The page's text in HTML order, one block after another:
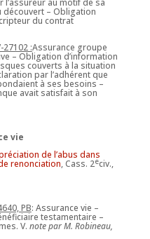
au motif de sa
– Obligation
du contrat
27102 :Assurance groupe
– Obligation d’information
couverts à la situation
par l’adhérent que
à ses besoins –
avait satisfait à son
vie
de l’abus dans
renonciation, Cass. 2eciv.,
PB: Assurance vie –
testamentaire –
V. note par M. Robineau,